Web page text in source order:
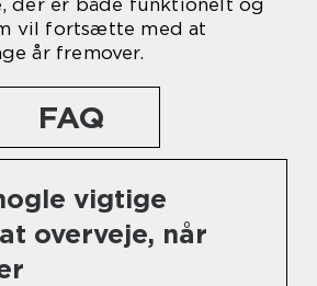
der er både funktionelt og
vil fortsætte med at
år fremover.
FAQ
vigtige
overveje, når